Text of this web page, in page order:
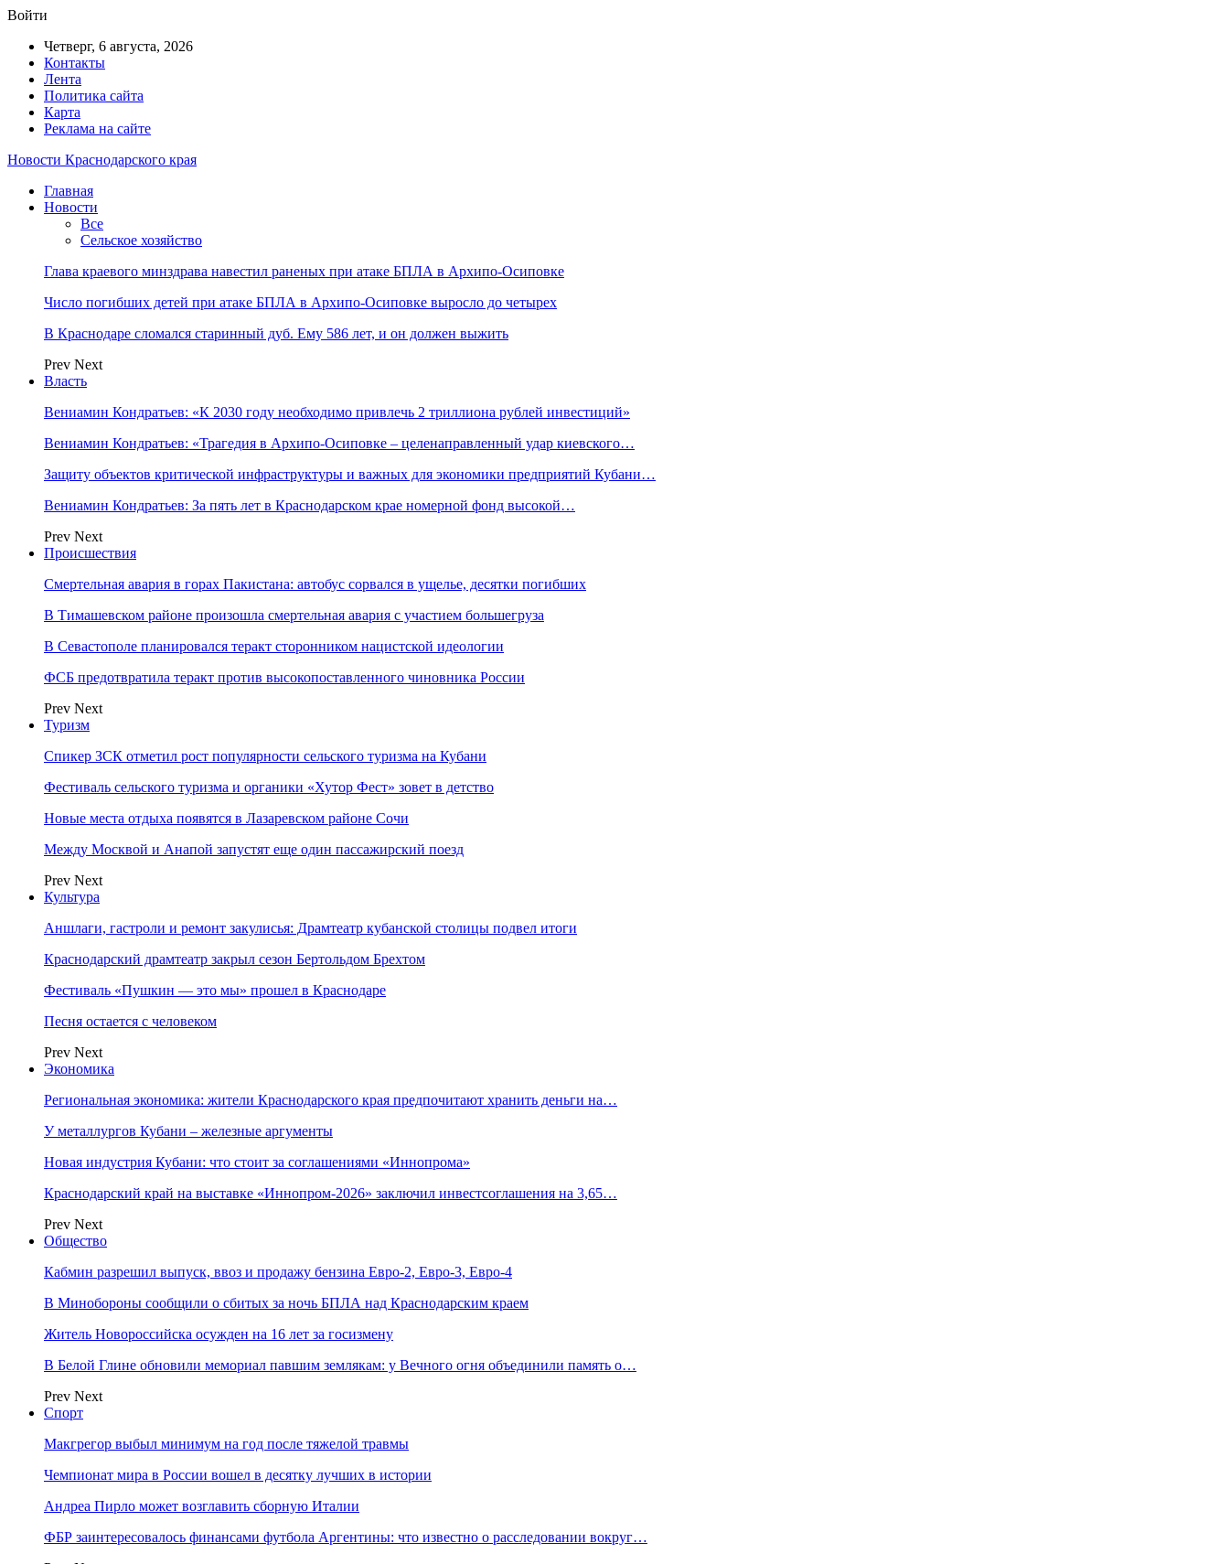
Войти
Четверг, 6 августа, 2026
Контакты
Лента
Политика сайта
Карта
Реклама на сайте
Новости Краснодарского края
Главная
Новости
Все
Сельское хозяйство
Глава краевого минздрава навестил раненых при атаке БПЛА в Архипо-Осиповке
Число погибших детей при атаке БПЛА в Архипо-Осиповке выросло до четырех
В Краснодаре сломался старинный дуб. Ему 586 лет, и он должен выжить
Prev Next
Власть
Вениамин Кондратьев: «К 2030 году необходимо привлечь 2 триллиона рублей инвестиций»
Вениамин Кондратьев: «Трагедия в Архипо-Осиповке – целенаправленный удар киевского…
Защиту объектов критической инфраструктуры и важных для экономики предприятий Кубани…
Вениамин Кондратьев: За пять лет в Краснодарском крае номерной фонд высокой…
Prev Next
Происшествия
Смертельная авария в горах Пакистана: автобус сорвался в ущелье, десятки погибших
В Тимашевском районе произошла смертельная авария с участием большегруза
В Севастополе планировался теракт сторонником нацистской идеологии
ФСБ предотвратила теракт против высокопоставленного чиновника России
Prev Next
Туризм
Спикер ЗСК отметил рост популярности сельского туризма на Кубани
Фестиваль сельского туризма и органики «Хутор Фест» зовет в детство
Новые места отдыха появятся в Лазаревском районе Сочи
Между Москвой и Анапой запустят еще один пассажирский поезд
Prev Next
Культура
Аншлаги, гастроли и ремонт закулисья: Драмтеатр кубанской столицы подвел итоги
Краснодарский драмтеатр закрыл сезон Бертольдом Брехтом
Фестиваль «Пушкин — это мы» прошел в Краснодаре
Песня остается с человеком
Prev Next
Экономика
Региональная экономика: жители Краснодарского края предпочитают хранить деньги на…
У металлургов Кубани – железные аргументы
Новая индустрия Кубани: что стоит за соглашениями «Иннопрома»
Краснодарский край на выставке «Иннопром-2026» заключил инвестсоглашения на 3,65…
Prev Next
Общество
Кабмин разрешил выпуск, ввоз и продажу бензина Евро-2, Евро-3, Евро-4
В Минобороны сообщили о сбитых за ночь БПЛА над Краснодарским краем
Житель Новороссийска осужден на 16 лет за госизмену
В Белой Глине обновили мемориал павшим землякам: у Вечного огня объединили память о…
Prev Next
Спорт
Макгрегор выбыл минимум на год после тяжелой травмы
Чемпионат мира в России вошел в десятку лучших в истории
Андреа Пирло может возглавить сборную Италии
ФБР заинтересовалось финансами футбола Аргентины: что известно о расследовании вокруг…